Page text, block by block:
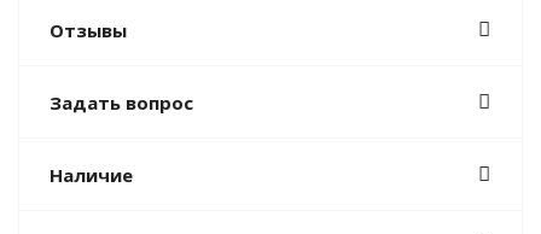
Отзывы
Задать вопрос
Наличие